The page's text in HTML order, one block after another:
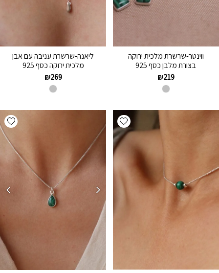
ווינטר-שרשרת מלכית ירוקה
בצורת מלבן כסף 925
₪219
ליאנה-שרשרת עניבה עם אבן
מלכית ירוקה כסף 925
₪269
Add wishlist